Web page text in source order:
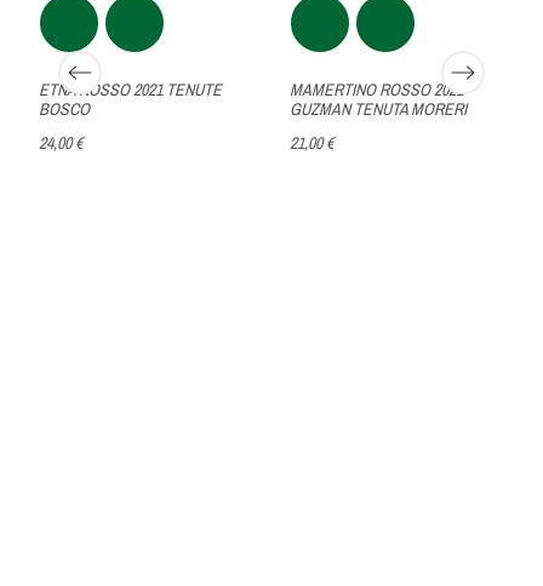
ETNA ROSSO 2021 TENUTE
BOSCO
24,00 €
MAMERTINO ROSSO 2021
GUZMAN TENUTA MORERI
21,00 €